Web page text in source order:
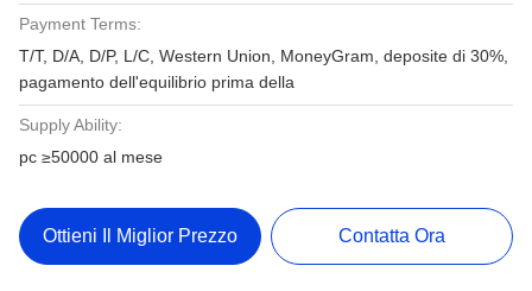
Payment Terms:
T/T, D/A, D/P, L/C, Western Union, MoneyGram, deposite di 30%,
pagamento dell'equilibrio prima della
Supply Ability:
pc ≥50000 al mese
Ottieni Il Miglior Prezzo Contatta Ora